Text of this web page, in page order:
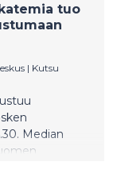
tuo
| Kutsu
Median